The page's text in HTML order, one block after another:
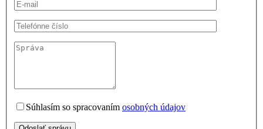
Súhlasím so spracovaním osobných údajov